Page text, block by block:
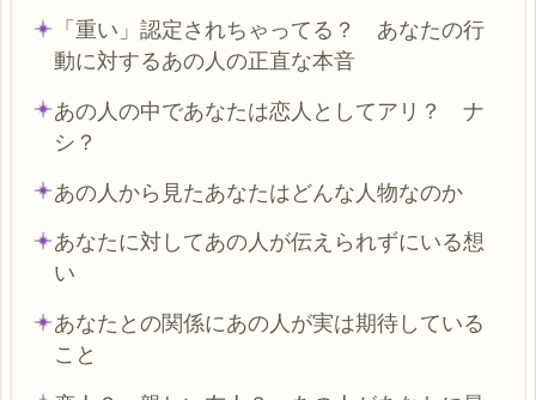
「重い」認定されちゃってる？ あなたの行
動に対するあの人の正直な本音
あの人の中であなたは恋人としてアリ？ ナ
シ？
あの人から見たあなたはどんな人物なのか
あなたに対してあの人が伝えられずにいる想
い
あなたとの関係にあの人が実は期待している
こと